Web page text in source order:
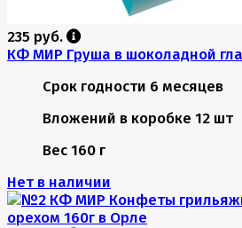
235 руб.
КФ МИР Груша в шоколадной
Срок годности 6 месяцев
Вложений в коробке 12 шт
Вес 160 г
Нет в наличии